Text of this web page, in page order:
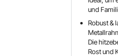
und
Robust &
Die
Rost und